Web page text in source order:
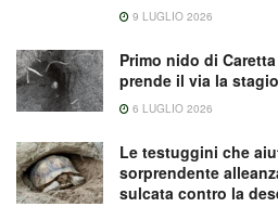
9 LUGLIO 2026
Primo nido di
prende il via la
6 LUGLIO 2026
Le testuggini che
sorprendente
sulcata contro la